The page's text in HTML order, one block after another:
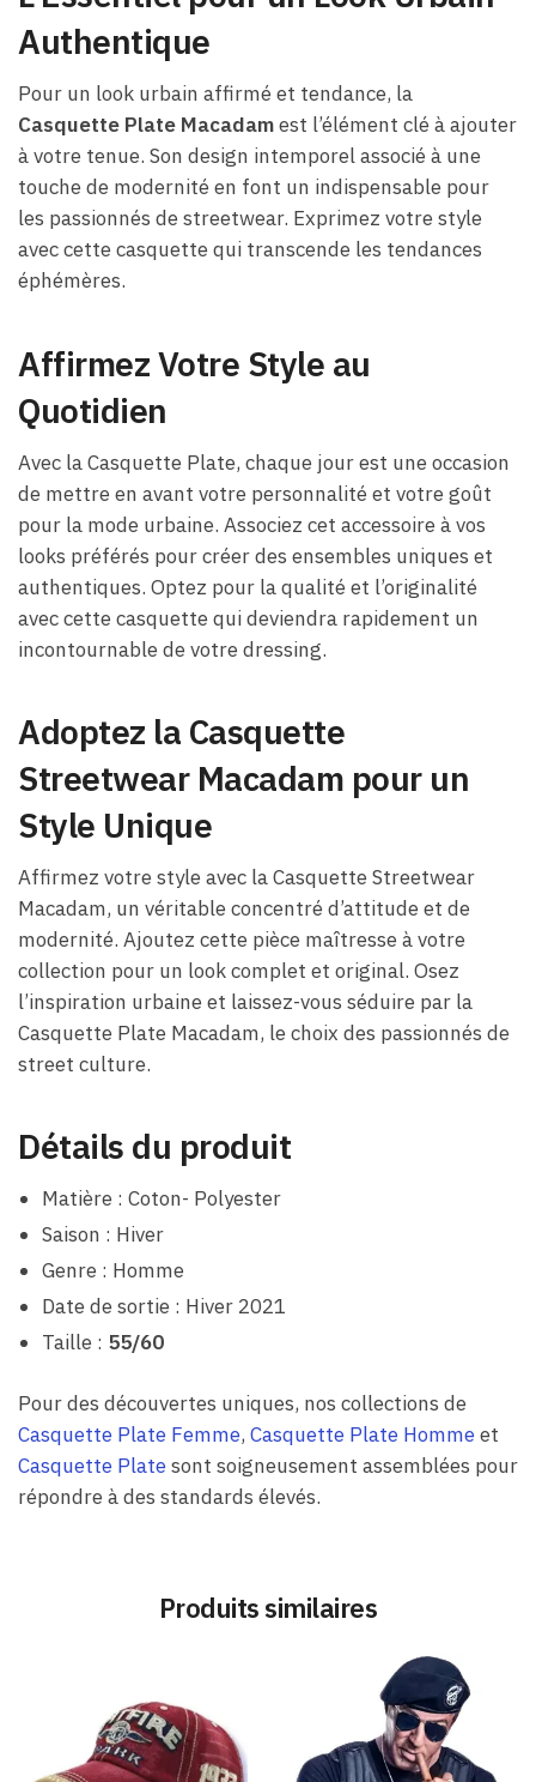
Authentique
Pour un look urbain affirmé et tendance, la
Casquette Plate Macadamest l’élément clé à ajouter
à votre tenue. Son design intemporel associé à une
touche de modernité en font un indispensable pour
les passionnés de streetwear. Exprimez votre style
avec cette casquette qui transcende les tendances
éphémères.
Affirmez Votre Style au
Quotidien
Avec la Casquette Plate, chaque jour est une occasion
de mettre en avant votre personnalité et votre goût
pour la mode urbaine. Associez cet accessoire à vos
looks préférés pour créer des ensembles uniques et
authentiques. Optez pour la qualité et l’originalité
avec cette casquette qui deviendra rapidement un
incontournable de votre dressing.
Adoptez la Casquette
Streetwear Macadam pour un
Style Unique
Affirmez votre style avec la Casquette Streetwear
Macadam, un véritable concentré d’attitude et de
modernité. Ajoutez cette pièce maîtresse à votre
collection pour un look complet et original. Osez
l’inspiration urbaine et laissez-vous séduire par la
Casquette Plate Macadam, le choix des passionnés de
street culture.
Détails du produit
Matière : Coton- Polyester
Saison : Hiver
Genre : Homme
Date de sortie : Hiver 2021
Taille : 55/60
Pour des découvertes uniques, nos collections de
Casquette Plate Femme, Casquette Plate Hommeet
Casquette Platesont soigneusement assemblées pour
répondre à des standards élevés.
Produits similaires